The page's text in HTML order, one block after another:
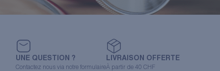
UNE QUESTION ?
Contactez nous via notre formulaire
LIVRAISON OFFERTE
À partir de 40 CHF